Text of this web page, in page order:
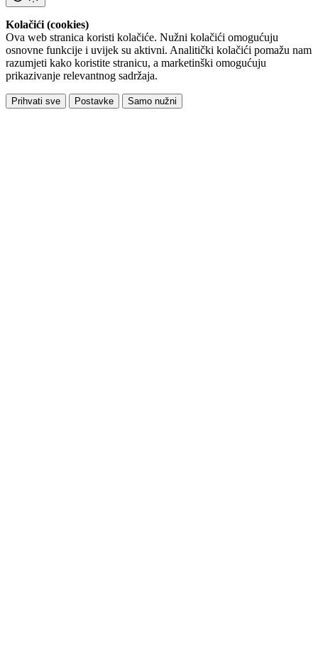
Kolačići (cookies)
Ova web stranica koristi kolačiće. Nužni kolačići omogućuju
osnovne funkcije i uvijek su aktivni. Analitički kolačići pomažu nam
razumjeti kako koristite stranicu, a marketinški omogućuju
prikazivanje relevantnog sadržaja.
Prihvati sve Postavke Samo nužni